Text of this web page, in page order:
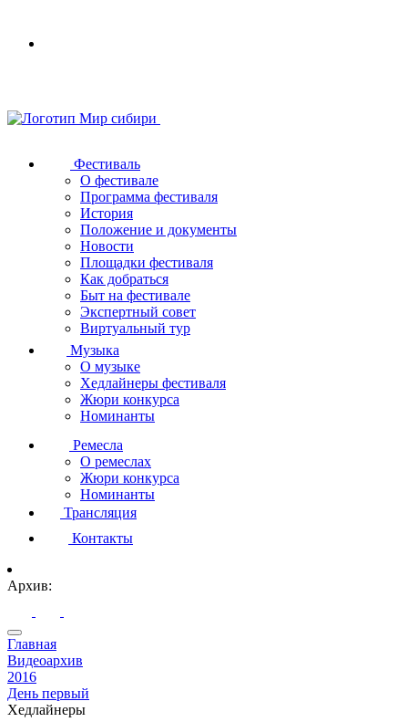
browser
Фестиваль
О фестивале
Программа фестиваля
История
Положение и документы
Новости
Площадки фестиваля
Как добраться
Быт на фестивале
Экспертный совет
Виртуальный тур
Музыка
О музыке
Хедлайнеры фестиваля
Жюри конкурса
Номинанты
Ремесла
О ремеслах
Жюри конкурса
Номинанты
Трансляция
Контакты
Архив:
Главная
Видеоархив
2016
День первый
Хедлайнеры